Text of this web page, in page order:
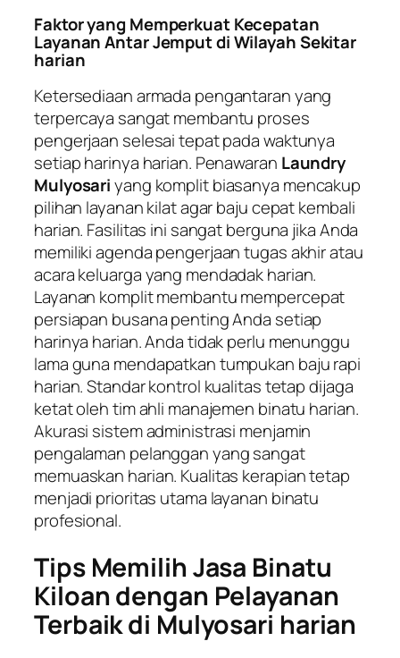
Faktor yang Memperkuat Kecepatan
Layanan Antar Jemput di Wilayah Sekitar
harian
Ketersediaan armada pengantaran yang
terpercaya sangat membantu proses
pengerjaan selesai tepat pada waktunya
setiap harinya harian. Penawaran Laundry
Mulyosariyang komplit biasanya mencakup
pilihan layanan kilat agar baju cepat kembali
harian. Fasilitas ini sangat berguna jika Anda
memiliki agenda pengerjaan tugas akhir atau
acara keluarga yang mendadak harian.
Layanan komplit membantu mempercepat
persiapan busana penting Anda setiap
harinya harian. Anda tidak perlu menunggu
lama guna mendapatkan tumpukan baju rapi
harian. Standar kontrol kualitas tetap dijaga
ketat oleh tim ahli manajemen binatu harian.
Akurasi sistem administrasi menjamin
pengalaman pelanggan yang sangat
memuaskan harian. Kualitas kerapian tetap
menjadi prioritas utama layanan binatu
profesional.
Tips Memilih Jasa Binatu
Kiloan dengan Pelayanan
Terbaik di Mulyosari harian